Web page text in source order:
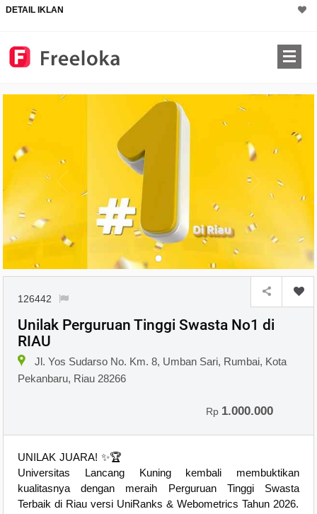
DETAIL IKLAN
126442
Unilak Perguruan Tinggi Swasta No1 di
RIAU
Jl. Yos Sudarso No. Km. 8, Umban Sari, Rumbai, Kota
Pekanbaru, Riau 28266
Rp 1.000.000
UNILAK JUARA! ✨🏆
Universitas Lancang Kuning kembali membuktikan
kualitasnya dengan meraih Perguruan Tinggi Swasta
Terbaik di Riau versi UniRanks & Webometrics Tahun 2026.